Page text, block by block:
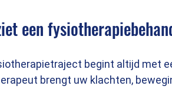
een
begint altijd met
brengt uw klachten,